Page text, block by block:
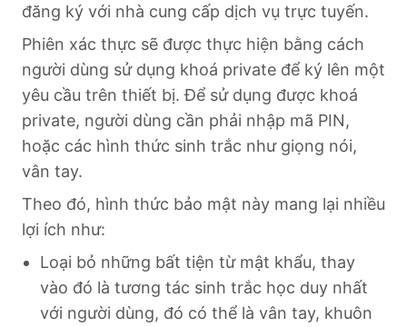
đăng ký với nhà cung cấp dịch vụ trực tuyến.
Phiên xác thực sẽ được thực hiện bằng cách
người dùng sử dụng khoá private để ký lên một
yêu cầu trên thiết bị. Để sử dụng được khoá
private, người dùng cần phải nhập mã PIN,
hoặc các hình thức sinh trắc như giọng nói,
vân tay.
Theo đó, hình thức bảo mật này mang lại nhiều
lợi ích như:
Loại bỏ những bất tiện từ mật khẩu, thay
vào đó là tương tác sinh trắc học duy nhất
với người dùng, đó có thể là vân tay, khuôn